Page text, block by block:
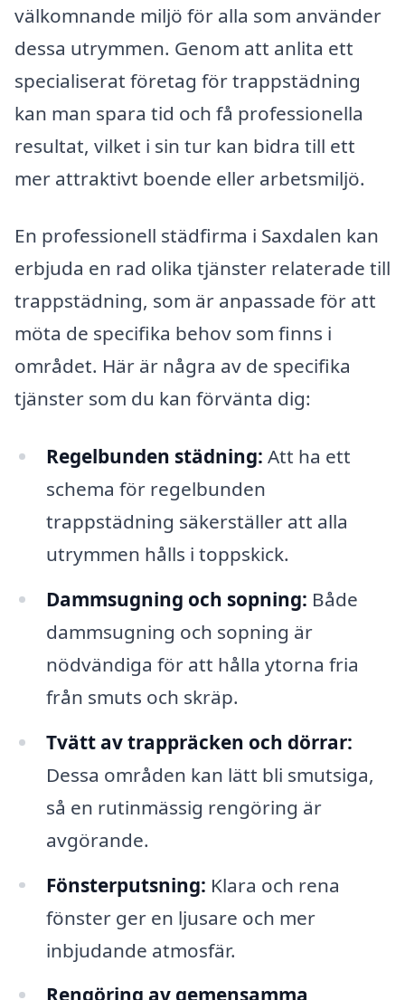
välkomnande miljö för alla som använder
dessa utrymmen. Genom att anlita ett
specialiserat företag för trappstädning
kan man spara tid och få professionella
resultat, vilket i sin tur kan bidra till ett
mer attraktivt boende eller arbetsmiljö.
En professionell städfirma i Saxdalen kan
erbjuda en rad olika tjänster relaterade till
trappstädning, som är anpassade för att
möta de specifika behov som finns i
området. Här är några av de specifika
tjänster som du kan förvänta dig:
Regelbunden städning: Att ha ett
schema för regelbunden
trappstädning säkerställer att alla
utrymmen hålls i toppskick.
Dammsugning och sopning: Både
dammsugning och sopning är
nödvändiga för att hålla ytorna fria
från smuts och skräp.
Tvätt av trappräcken och dörrar:
Dessa områden kan lätt bli smutsiga,
så en rutinmässig rengöring är
avgörande.
Fönsterputsning: Klara och rena
fönster ger en ljusare och mer
inbjudande atmosfär.
Rengöring av gemensamma